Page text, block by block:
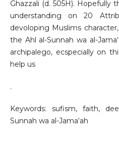
Ghazzali (d. 505H). Hopefully
understanding on 20
devoloping Muslims
the Ahl al-Sunnah wa al-
archipalego, ecspecially on
help us
.
Keywords: sufism, faith,
Sunnah wa al-Jama‘ah